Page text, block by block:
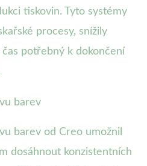
tiskovin. Tyto systémy
procesy, snížily
potřebný k dokončení
barev
barev od Creo umožnil
dosáhnout konzistentních